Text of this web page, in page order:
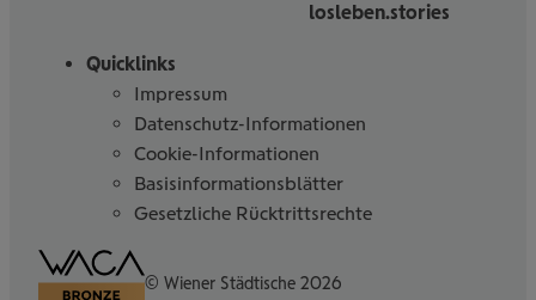
losleben.stories
Quicklinks
Impressum
Datenschutz-Informationen
Cookie-Informationen
Basisinformationsblätter
Gesetzliche Rücktrittsrechte
Barrierefreiheitserklärung
© Wiener Städtische 2026